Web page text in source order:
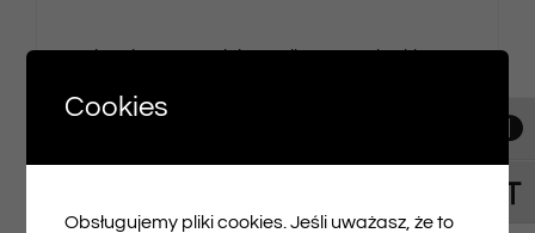
Napisz pierwszą opinię o „Bilet na spektakl
02/03/2025 godz. 14:30”
Cookies
Obsługujemy pliki cookies. Jeśli uważasz, że to